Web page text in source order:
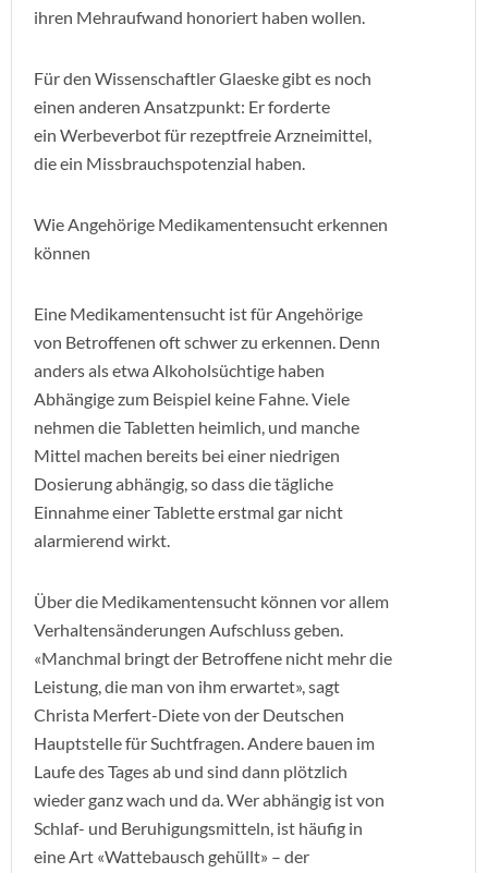
ihren Mehraufwand honoriert haben wollen.
Für den Wissenschaftler Glaeske gibt es noch
einen anderen Ansatzpunkt: Er forderte
ein Werbeverbot für rezeptfreie Arzneimittel,
die ein Missbrauchspotenzial haben.
Wie Angehörige Medikamentensucht erkennen
können
Eine Medikamentensucht ist für Angehörige
von Betroffenen oft schwer zu erkennen. Denn
anders als etwa Alkoholsüchtige haben
Abhängige zum Beispiel keine Fahne. Viele
nehmen die Tabletten heimlich, und manche
Mittel machen bereits bei einer niedrigen
Dosierung abhängig, so dass die tägliche
Einnahme einer Tablette erstmal gar nicht
alarmierend wirkt.
Über die Medikamentensucht können vor allem
Verhaltensänderungen Aufschluss geben.
«Manchmal bringt der Betroffene nicht mehr die
Leistung, die man von ihm erwartet», sagt
Christa Merfert-Diete von der Deutschen
Hauptstelle für Suchtfragen. Andere bauen im
Laufe des Tages ab und sind dann plötzlich
wieder ganz wach und da. Wer abhängig ist von
Schlaf- und Beruhigungsmitteln, ist häufig in
eine Art «Wattebausch gehüllt» – der